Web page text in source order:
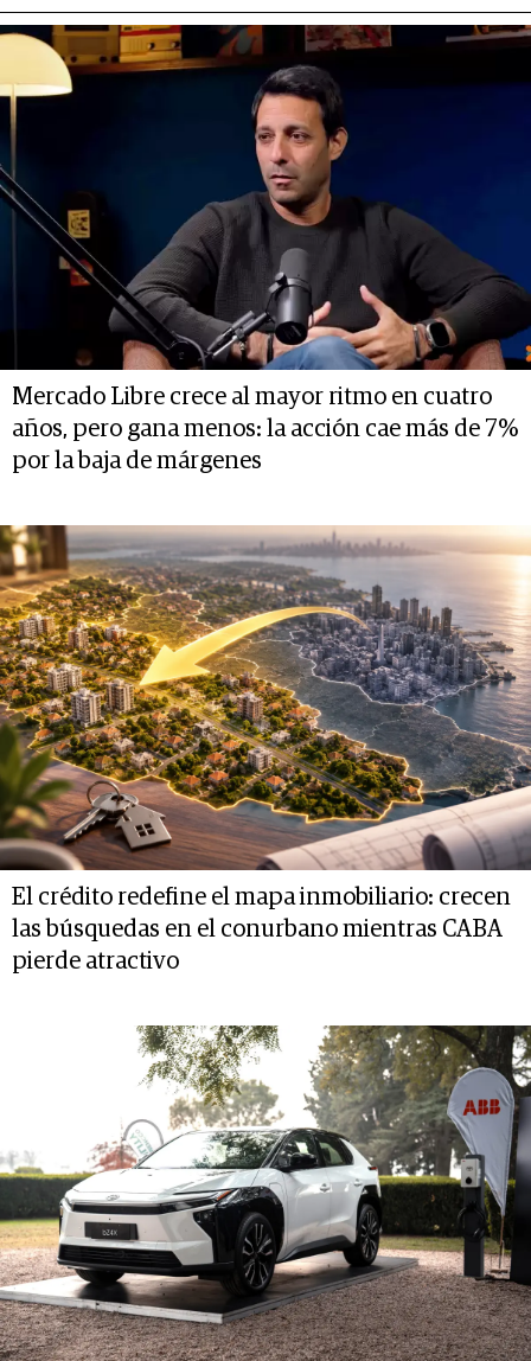
Mercado Libre crece al mayor ritmo en cuatro
años, pero gana menos: la acción cae más de 7%
por la baja de márgenes
El crédito redefine el mapa inmobiliario: crecen
las búsquedas en el conurbano mientras CABA
pierde atractivo